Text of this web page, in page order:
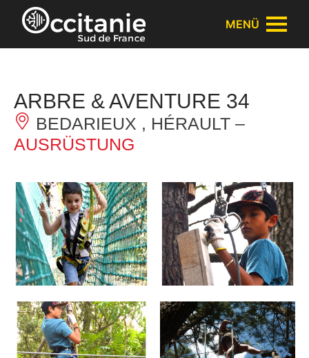
Cookie-Einstellungen
MENÜ
ARBRE & AVENTURE 34
BEDARIEUX , HÉRAULT –
AUSRÜSTUNG